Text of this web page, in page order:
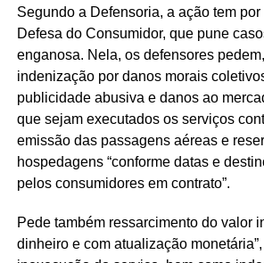
Segundo a Defensoria, a ação tem
Defesa do Consumidor, que pune
enganosa. Nela, os defensores
indenização por danos morais
publicidade abusiva e danos ao
que sejam executados os serviços
emissão das passagens aéreas e
hospedagens “conforme datas e
pelos consumidores em contrato”.
Pede também ressarcimento do valor
dinheiro e com atualização